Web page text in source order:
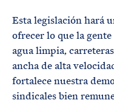
Esta legislación hará
ofrecer lo que la
agua limpia,
ancha de alta
fortalece nuestra
sindicales bien